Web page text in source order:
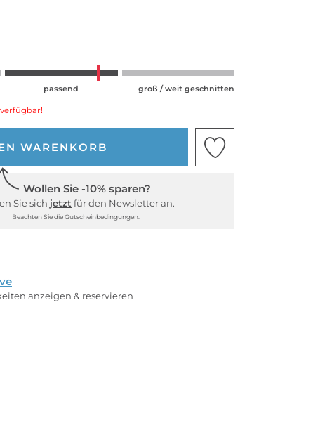
passend groß / weit geschnitten
WARENKORB
Wollen Sie -10% sparen?
Sie sich jetzt für den Newsletter an.
Beachten Sie die Gutscheinbedingungen.
anzeigen & reservieren